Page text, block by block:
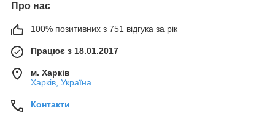
Про нас
100% позитивних з 751 відгука за рік
Працює з 18.01.2017
м. Харків
Харків, Україна
Контакти